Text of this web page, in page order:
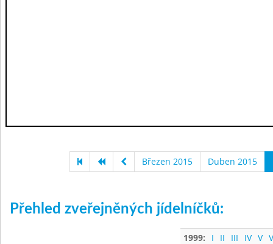
Březen 2015 Duben 2015
Přehled zveřejněných jídelníčků:
1999: I II III IV V